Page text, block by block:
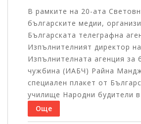
В рамките на 20-ата
българските медии,
Българската телеграфна
Изпълнителният директор на
Изпълнителната агенция за
чужбина (ИАБЧ) Райна
специален плакет от
училище Народни будители в
Още